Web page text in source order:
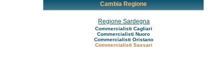
Cambia Regione
Regione Sardegna
Commercialisti Cagliari
Commercialisti Nuoro
Commercialisti Oristano
Commercialisti Sassari